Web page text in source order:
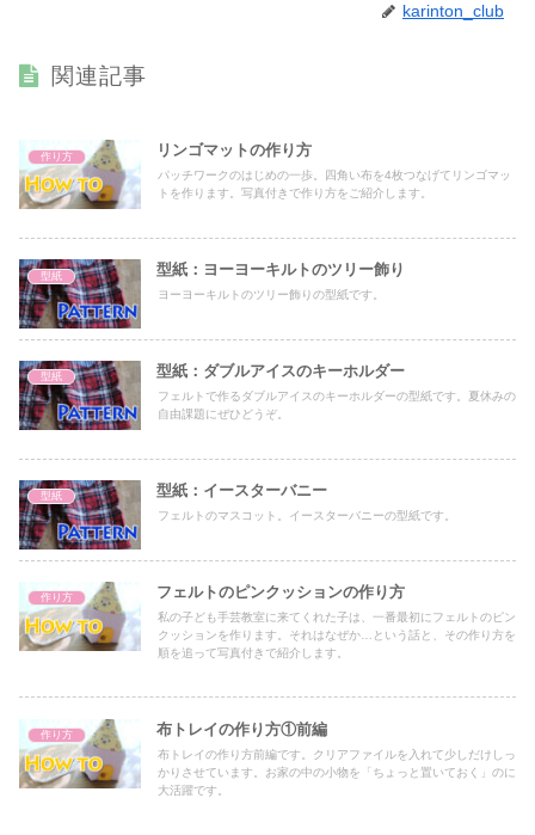
karinton_club
関連記事
作り方 リンゴマットの作り方
パッチワークのはじめの一歩。四角い布を4枚つなげてリンゴマッ
トを作ります。写真付きで作り方をご紹介します。
型紙 型紙：ヨーヨーキルトのツリー飾り
ヨーヨーキルトのツリー飾りの型紙です。
型紙 型紙：ダブルアイスのキーホルダー
フェルトで作るダブルアイスのキーホルダーの型紙です。夏休みの
自由課題にぜひどうぞ。
型紙 型紙：イースターバニー
フェルトのマスコット。イースターバニーの型紙です。
作り方 フェルトのピンクッションの作り方
私の子ども手芸教室に来てくれた子は、一番最初にフェルトのピン
クッションを作ります。それはなぜか…という話と、その作り方を
順を追って写真付きで紹介します。
作り方 布トレイの作り方①前編
布トレイの作り方前編です。クリアファイルを入れて少しだけしっ
かりさせています。お家の中の小物を「ちょっと置いておく」のに
大活躍です。